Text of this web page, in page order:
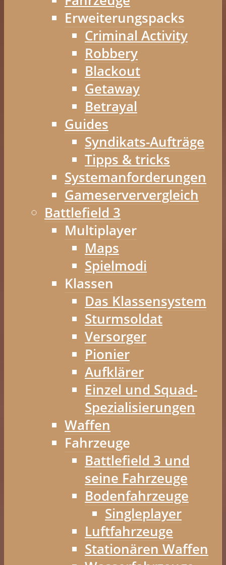
Erweiterungspacks
Criminal Activity
Robbery
Blackout
Getaway
Betrayal
Guides
Syndikats-Aufträge
Tipps & tricks
Systemanforderungen
Gameserververgleich
Battlefield 3
Multiplayer
Maps
Spielmodi
Klassen
Das Klassensystem
Sturmsoldat
Versorger
Pionier
Aufklärer
Einzel und Squad-
Spezialisierungen
Waffen
Fahrzeuge
Battlefield 3 und
seine Fahrzeuge
Bodenfahrzeuge
Singleplayer
Luftfahrzeuge
Stationären Waffen